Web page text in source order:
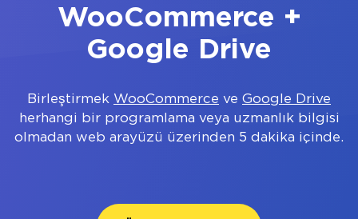
WooCommerce +
Google Drive
Birleştirmek WooCommerce ve Google Drive
herhangi bir programlama veya uzmanlık bilgisi
olmadan web arayüzü üzerinden 5 dakika içinde.